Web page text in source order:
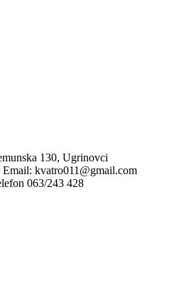
130, Ugrinovci
Email: kvatro011@gmail.com
063/243 428